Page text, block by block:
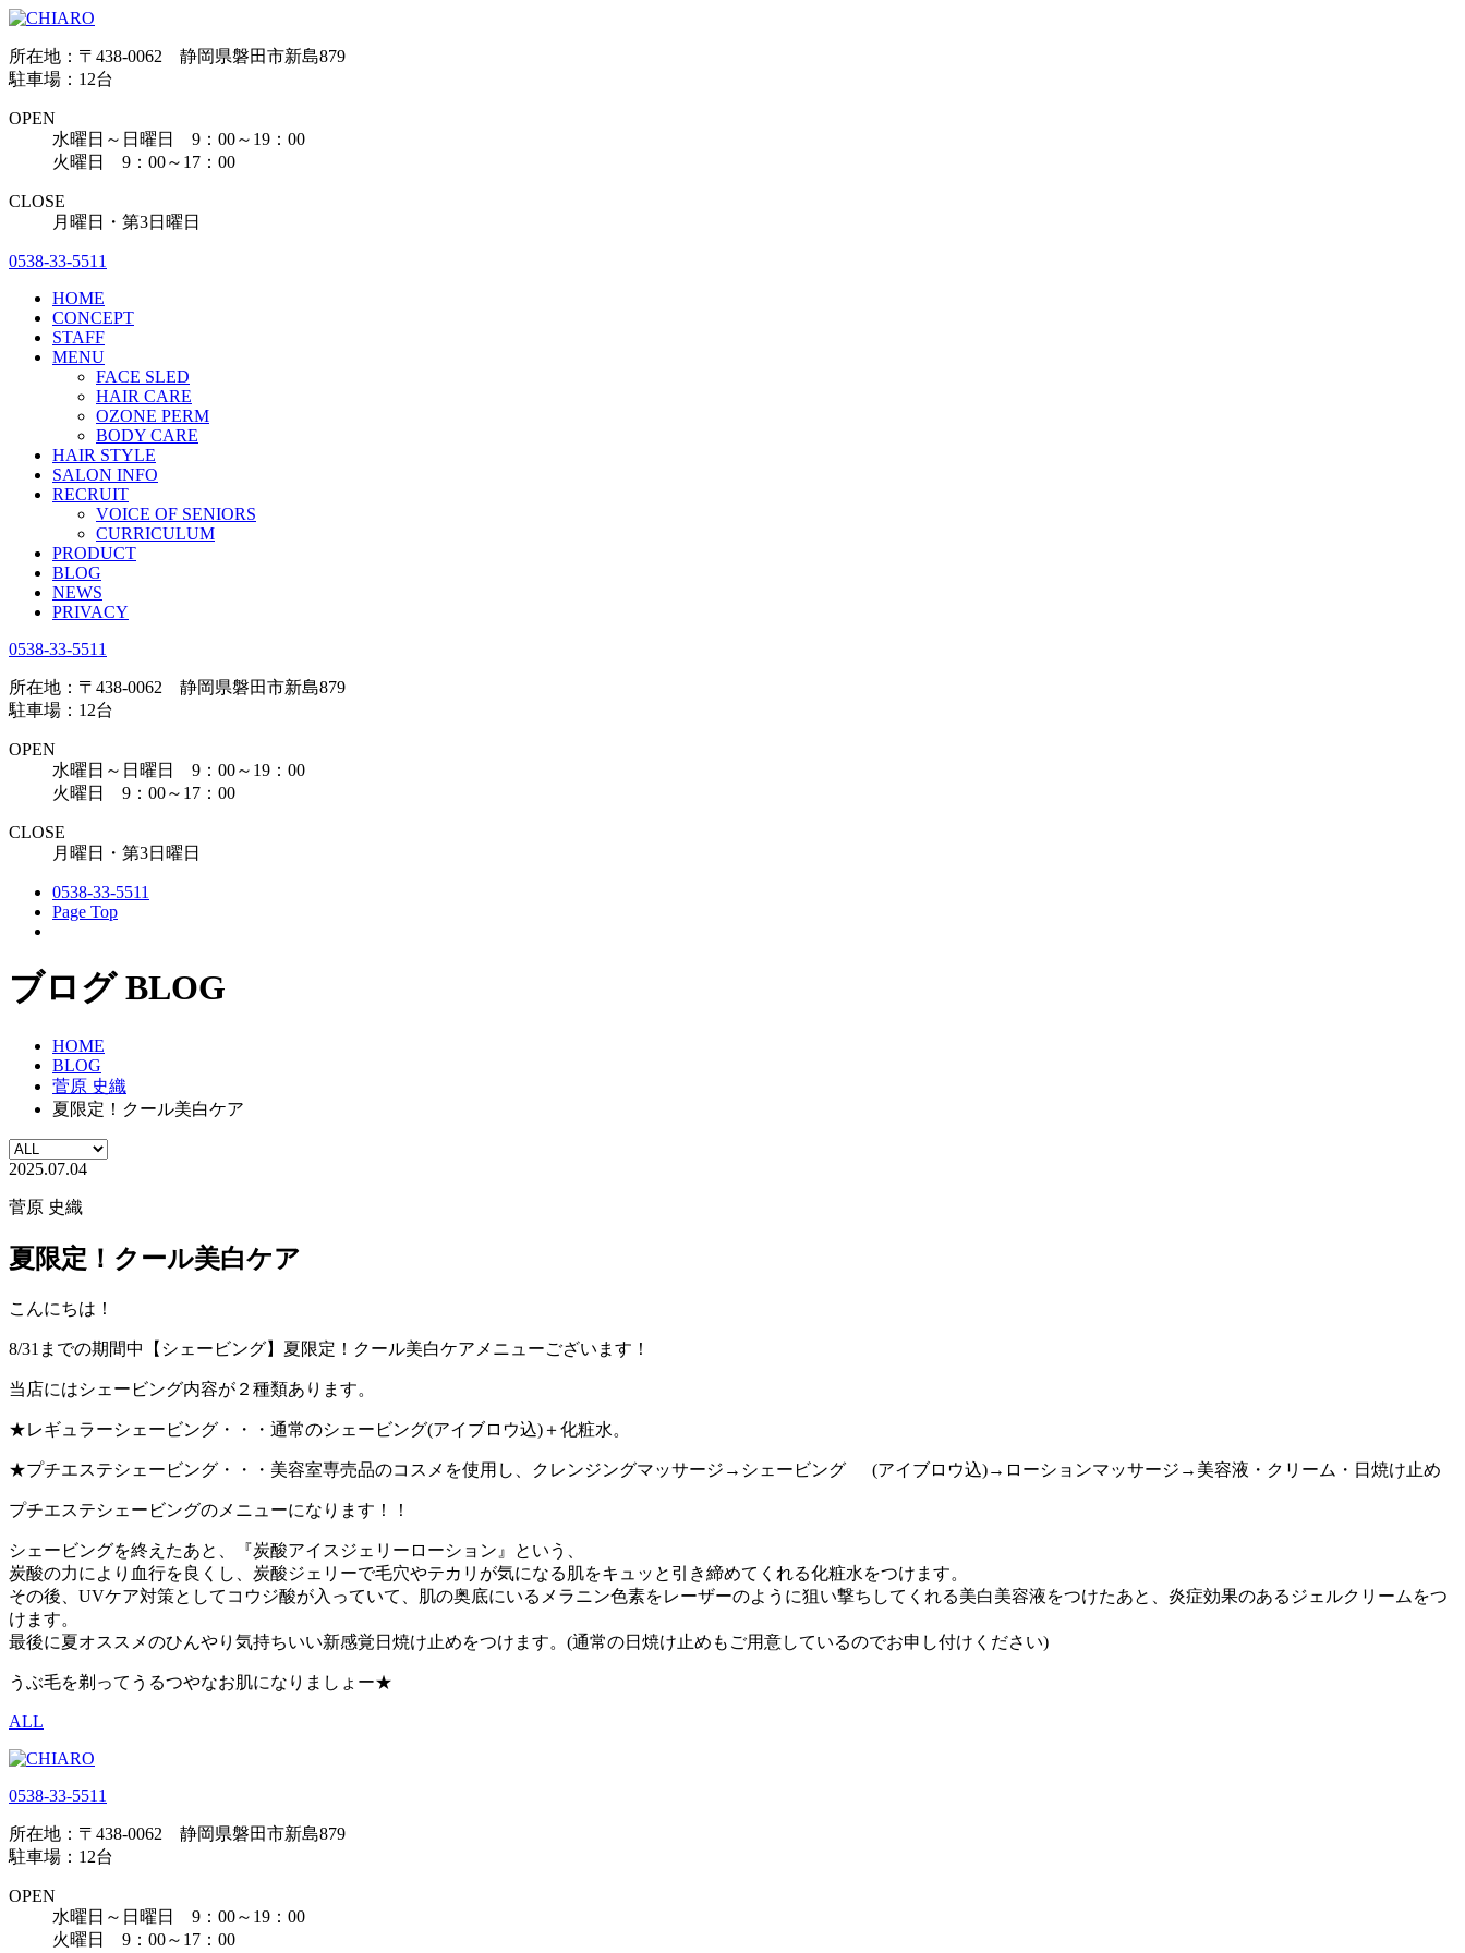
所在地：〒438-0062 静岡県磐田市新島879
駐車場：12台
OPEN
水曜日～日曜日 9：00～19：00
火曜日 9：00～17：00
CLOSE
月曜日・第3日曜日
0538-33-5511
HOME
CONCEPT
STAFF
MENU
FACE SLED
HAIR CARE
OZONE PERM
BODY CARE
HAIR STYLE
SALON INFO
RECRUIT
VOICE OF SENIORS
CURRICULUM
PRODUCT
BLOG
NEWS
PRIVACY
0538-33-5511
所在地：〒438-0062 静岡県磐田市新島879
駐車場：12台
OPEN
水曜日～日曜日 9：00～19：00
火曜日 9：00～17：00
CLOSE
月曜日・第3日曜日
0538-33-5511
Page Top
ブログ BLOG
HOME
BLOG
菅原 史織
夏限定！クール美白ケア
2025.07.04
菅原 史織
夏限定！クール美白ケア
こんにちは！
8/31までの期間中【シェービング】夏限定！クール美白ケアメニューございます！
当店にはシェービング内容が２種類あります。
★レギュラーシェービング・・・通常のシェービング(アイブロウ込)＋化粧水。
★プチエステシェービング・・・美容室専売品のコスメを使用し、クレンジングマッサージ→シェービング (アイブロウ込)→ローションマッサージ→美容液・クリーム・日焼け止め
プチエステシェービングのメニューになります！！
シェービングを終えたあと、『炭酸アイスジェリーローション』という、
炭酸の力により血行を良くし、炭酸ジェリーで毛穴やテカリが気になる肌をキュッと引き締めてくれる化粧水をつけます。
その後、UVケア対策としてコウジ酸が入っていて、肌の奥底にいるメラニン色素をレーザーのように狙い撃ちしてくれる美白美容液をつけたあと、炎症効果のあるジェルクリームをつ
けます。
最後に夏オススメのひんやり気持ちいい新感覚日焼け止めをつけます。(通常の日焼け止めもご用意しているのでお申し付けください)
うぶ毛を剃ってうるつやなお肌になりましょー★
ALL
0538-33-5511
所在地：〒438-0062 静岡県磐田市新島879
駐車場：12台
OPEN
水曜日～日曜日 9：00～19：00
火曜日 9：00～17：00